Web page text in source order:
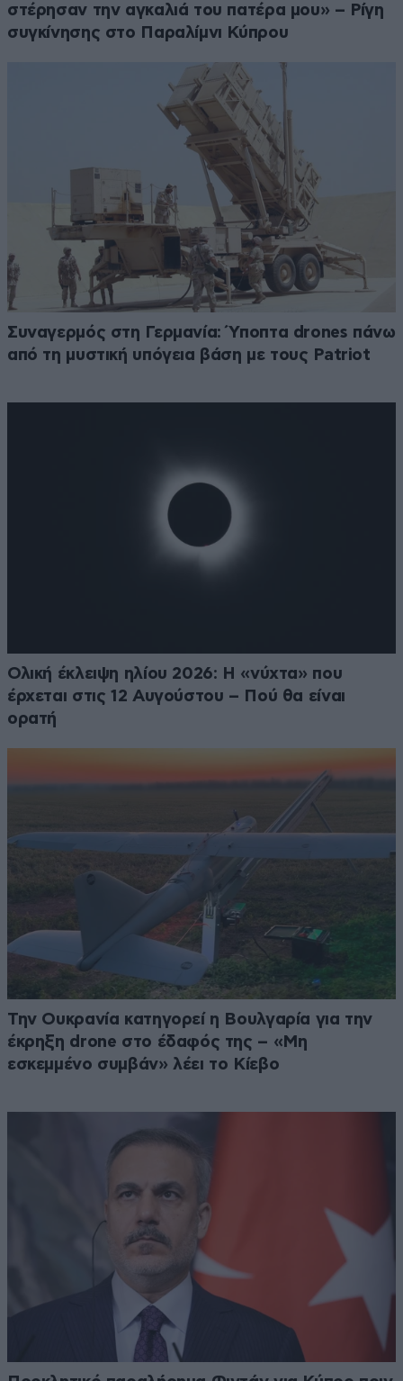
στέρησαν την αγκαλιά του πατέρα μου» – Ρίγη
συγκίνησης στο Παραλίμνι Κύπρου
Συναγερμός στη Γερμανία: Ύποπτα drones πάνω
από τη μυστική υπόγεια βάση με τους Patriot
Ολική έκλειψη ηλίου 2026: Η «νύχτα» που
έρχεται στις 12 Αυγούστου – Πού θα είναι
ορατή
Την Ουκρανία κατηγορεί η Βουλγαρία για την
έκρηξη drone στο έδαφός της – «Μη
εσκεμμένο συμβάν» λέει το Κίεβο